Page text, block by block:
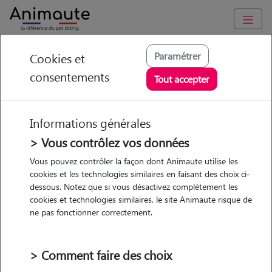
Animaute Bretagne Cotes-d'Armor /Guingamp
Elise - Petsitter à
Guingamp
5/5 (6 avis)
• 73 ans
chez le Pet Sitter
Cookies et
consentements
Paramétrer
Tout accepter
Informations générales
> Vous contrôlez vos données
Vous pouvez contrôler la façon dont Animaute utilise les
cookies et les technologies similaires en faisant des choix ci-
dessous. Notez que si vous désactivez complètement les
cookies et technologies similaires, le site Animaute risque de
ne pas fonctionner correctement.
> Comment faire des choix